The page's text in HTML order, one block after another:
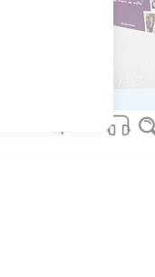
de Judée.
worldwide.